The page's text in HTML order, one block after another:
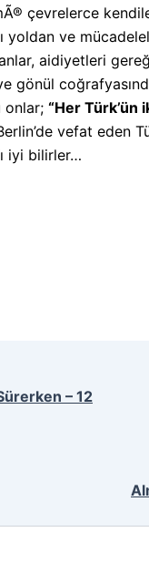
çevrelerce
yoldan ve
aidiyetleri
onlar; “Her Türk’ün
vefat eden
iyi bilirler…
– 12